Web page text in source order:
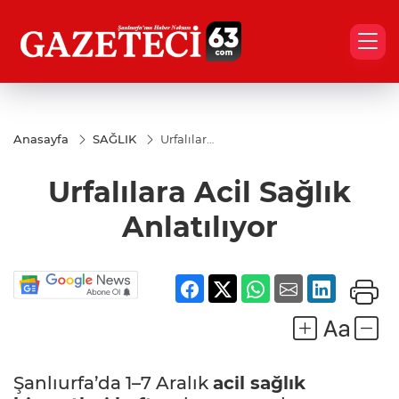
Anasayfa SAĞLIK
Urfalılara
Anlatılıyor
Urfalılara Acil Sağlık
Anlatılıyor
Şanlıurfa’da 1–7 Aralık acil sağlık